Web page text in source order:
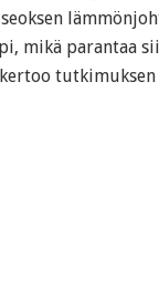
mikä parantaa
tutkimuksen